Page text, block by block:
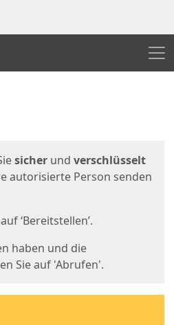
Menü
sicher und verschlüsselt
autorisierte Person senden
‘Bereitstellen’.
haben und die
Sie auf 'Abrufen'.